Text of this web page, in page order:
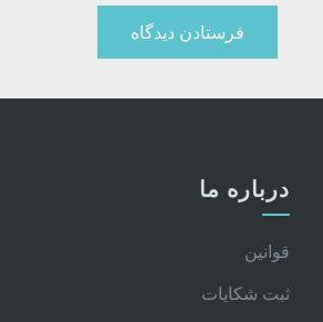
درباره ما
قوانین
ثبت شکایات